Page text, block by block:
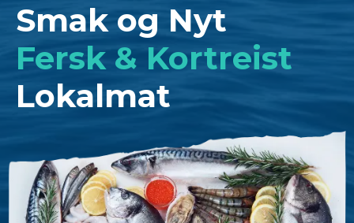
Smak og Nyt
Fersk & Kortreist
Lokalmat